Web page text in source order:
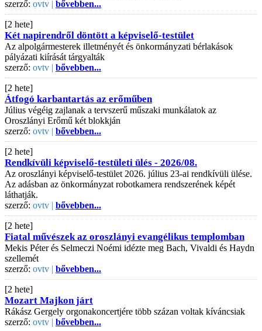
szerző: ovtv | bővebben...
[2 hete]
Két napirendről döntött a képviselő-testület
Az alpolgármesterek illetményét és önkormányzati bérlakások
pályázati kiírását tárgyalták
szerző: ovtv | bővebben...
[2 hete]
Átfogó karbantartás az erőműben
Július végéig zajlanak a tervszerű műszaki munkálatok az
Oroszlányi Erőmű két blokkján
szerző: ovtv | bővebben...
[2 hete]
Rendkívüli képviselő-testületi ülés - 2026/08.
Az oroszlányi képviselő-testület 2026. július 23-ai rendkívüli ülése.
Az adásban az önkormányzat robotkamera rendszerének képét
láthatják.
szerző: ovtv | bővebben...
[2 hete]
Fiatal művészek az oroszlányi evangélikus templomban
Mekis Péter és Selmeczi Noémi idézte meg Bach, Vivaldi és Haydn
szellemét
szerző: ovtv | bővebben...
[2 hete]
Mozart Majkon járt
Rákász Gergely orgonakoncertjére több százan voltak kíváncsiak
szerző: ovtv | bővebben...